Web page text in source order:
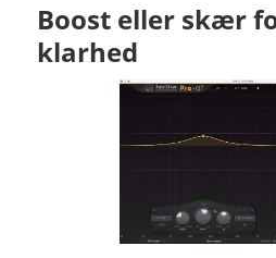
Boost eller skær
klarhed